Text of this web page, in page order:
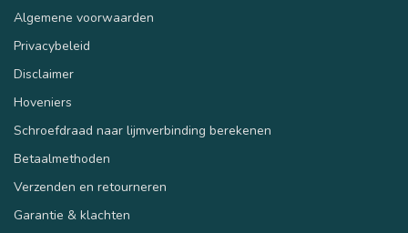
Algemene voorwaarden
Privacybeleid
Disclaimer
Hoveniers
Schroefdraad naar lijmverbinding berekenen
Betaalmethoden
Verzenden en retourneren
Garantie & klachten